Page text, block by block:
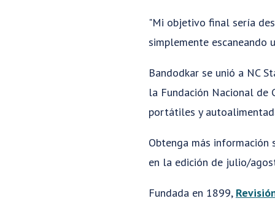
"Mi objetivo final sería
simplemente escaneando
Bandodkar se unió a NC
la Fundación Nacional de
portátiles y
Obtenga más información
en la edición de julio/
Fundada en 1899,